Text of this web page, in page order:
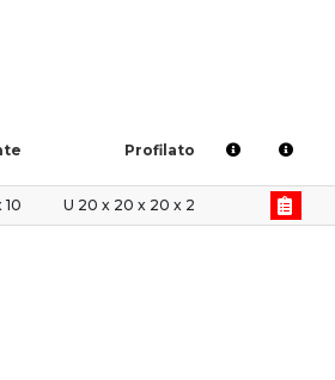
Profilato
10 U 20 x 20 x 20 x 2